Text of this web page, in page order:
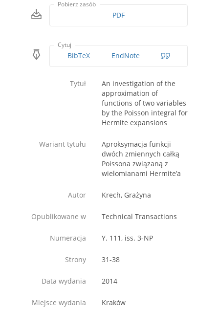
Pobierz zasób
PDF
Cytuj
BibTeX EndNote
Tytuł
An investigation of the
approximation of
functions of two variables
by the Poisson integral for
Hermite expansions
Wariant tytułu
Aproksymacja funkcji
dwóch zmiennych całką
Poissona związaną z
wielomianami Hermite’a
Autor Krech, Grażyna
Opublikowane w Technical Transactions
Numeracja Y. 111, iss. 3-NP
Strony 31-38
Data wydania 2014
Miejsce wydania Kraków